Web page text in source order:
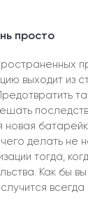
просто
выходит из
делать не
тогда,
Как бы